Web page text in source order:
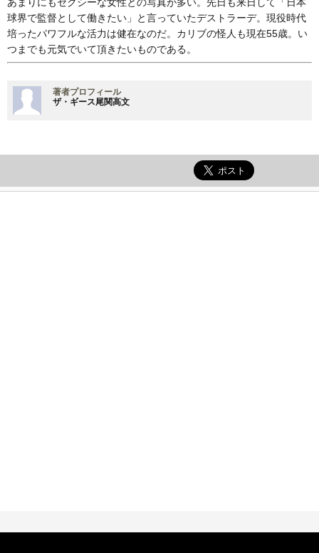
あまりにもセクシーな女性との写真が多い。先日も来日して「日本
球界で監督として働きたい」と言っていたデストラーデ。現役時代
培ったパワフルな活力は健在なのだ。カリブの怪人も現在55歳。い
つまでも元気でいて頂きたいものである。
著者プロフィール
ザ・ギース尾関高文